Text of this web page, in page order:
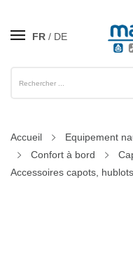
FR DE
Accueil Equipement
Confort à bord
Accessoires capots, hublots